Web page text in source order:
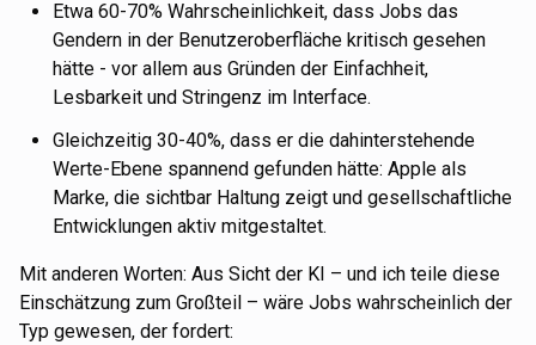
Etwa 60-70% Wahrscheinlichkeit, dass Jobs das
Gendern in der Benutzeroberfläche kritisch gesehen
hätte - vor allem aus Gründen der Einfachheit,
Lesbarkeit und Stringenz im Interface.
Gleichzeitig 30-40%, dass er die dahinterstehende
Werte-Ebene spannend gefunden hätte: Apple als
Marke, die sichtbar Haltung zeigt und gesellschaftliche
Entwicklungen aktiv mitgestaltet.
Mit anderen Worten: Aus Sicht der KI – und ich teile diese
Einschätzung zum Großteil – wäre Jobs wahrscheinlich der
Typ gewesen, der fordert: